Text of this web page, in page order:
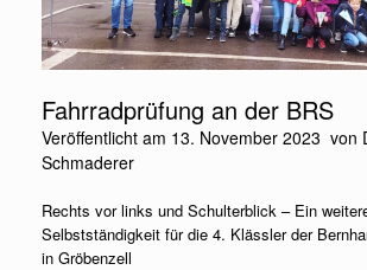
Fahrradprüfung an der BRS
Veröffentlicht am 13. November 2023 von
Schmaderer
Rechts vor links und Schulterblick – Ein
Selbstständigkeit für die 4. Klässler der
in Gröbenzell